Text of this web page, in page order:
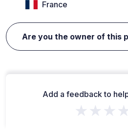
France
Are you the owner of this
Add a feedback to